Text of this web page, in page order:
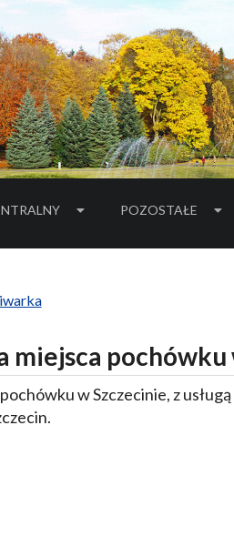
POZOSTAŁE
miejsca pochówku
w Szczecinie, z